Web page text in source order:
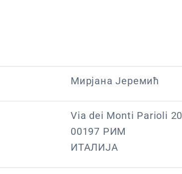
Мирјана Јеремић
Via dei Monti Parioli 20
00197 РИМ
ИТАЛИЈА